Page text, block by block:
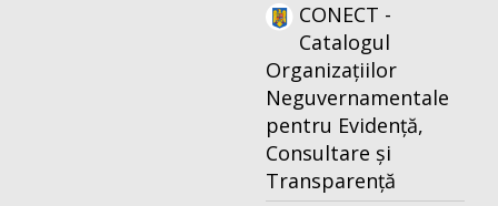
CONECT -
Catalogul
Organizațiilor
Neguvernamentale
pentru Evidență,
Consultare și
Transparență